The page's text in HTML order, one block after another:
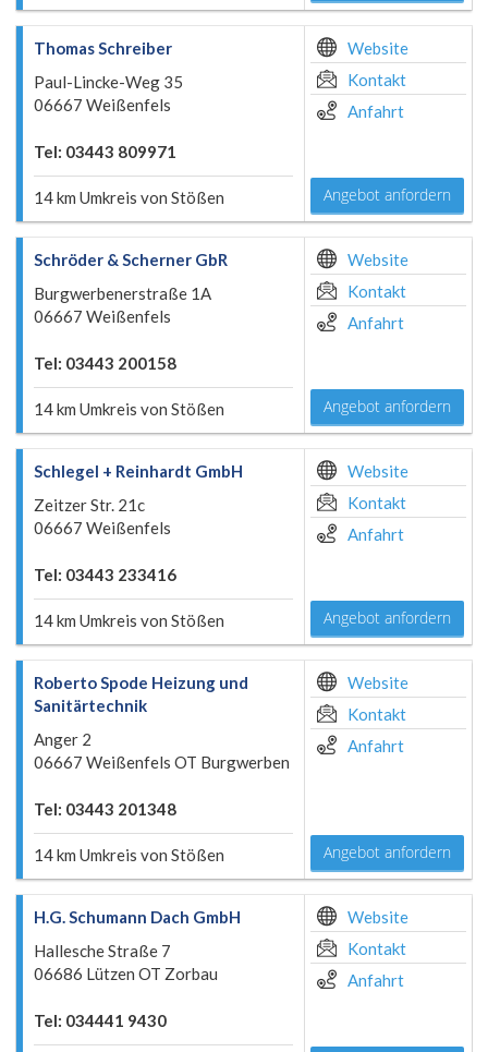
Thomas Schreiber
Paul-Lincke-Weg 35
06667 Weißenfels
Tel: 03443 809971
14 km Umkreis von Stößen
Website
Kontakt
Anfahrt
Angebot anfordern
Schröder & Scherner GbR
Burgwerbenerstraße 1A
06667 Weißenfels
Tel: 03443 200158
14 km Umkreis von Stößen
Website
Kontakt
Anfahrt
Angebot anfordern
Schlegel + Reinhardt GmbH
Zeitzer Str. 21c
06667 Weißenfels
Tel: 03443 233416
14 km Umkreis von Stößen
Website
Kontakt
Anfahrt
Angebot anfordern
Roberto Spode Heizung und
Sanitärtechnik
Anger 2
06667 Weißenfels OT Burgwerben
Tel: 03443 201348
14 km Umkreis von Stößen
Website
Kontakt
Anfahrt
Angebot anfordern
H.G. Schumann Dach GmbH
Hallesche Straße 7
06686 Lützen OT Zorbau
Tel: 034441 9430
Website
Kontakt
Anfahrt